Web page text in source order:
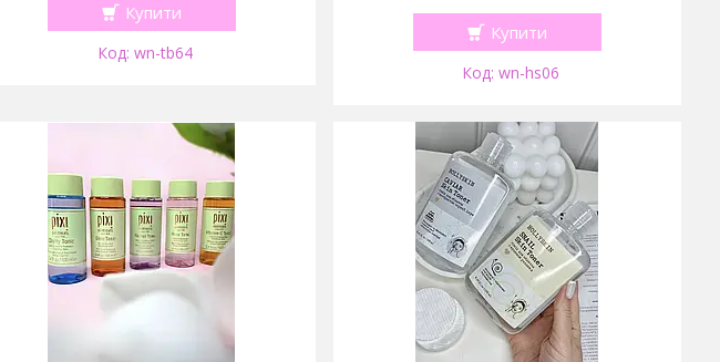
Купити
wn-tb64
Купити
wn-hs06